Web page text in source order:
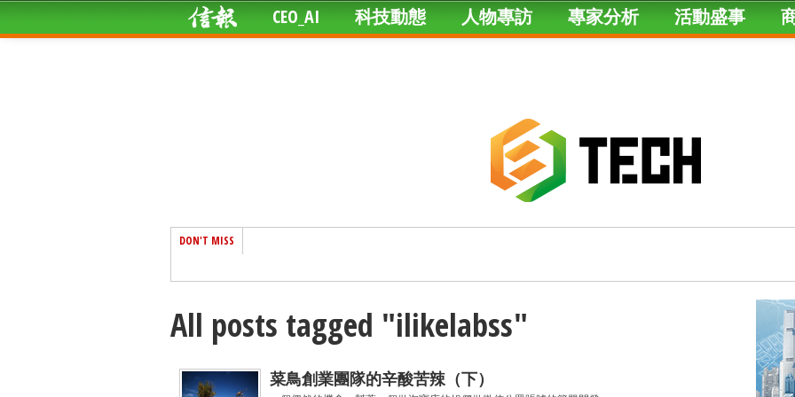
CEO_AI 科技動態 人物專訪 專家分析 活動盛事
DON'T MISS
All posts tagged "ilikelabss"
菜鳥創業團隊的辛酸苦辣（下）